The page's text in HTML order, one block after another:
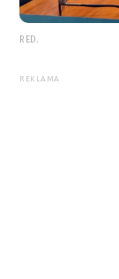
RED.
REKLAMA